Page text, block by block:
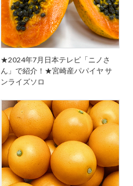
★2024年7月日本テレビ「ニノさ
ん」で紹介！★宮崎産パパイヤ サ
ンライズソロ